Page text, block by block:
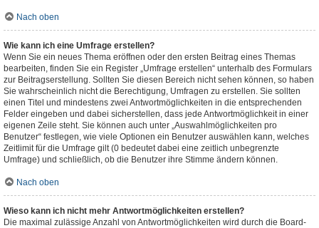
Nach oben
Wie kann ich eine Umfrage erstellen?
Wenn Sie ein neues Thema eröffnen oder den ersten Beitrag eines Themas
bearbeiten, finden Sie ein Register „Umfrage erstellen“ unterhalb des Formulars
zur Beitragserstellung. Sollten Sie diesen Bereich nicht sehen können, so haben
Sie wahrscheinlich nicht die Berechtigung, Umfragen zu erstellen. Sie sollten
einen Titel und mindestens zwei Antwortmöglichkeiten in die entsprechenden
Felder eingeben und dabei sicherstellen, dass jede Antwortmöglichkeit in einer
eigenen Zeile steht. Sie können auch unter „Auswahlmöglichkeiten pro
Benutzer“ festlegen, wie viele Optionen ein Benutzer auswählen kann, welches
Zeitlimit für die Umfrage gilt (0 bedeutet dabei eine zeitlich unbegrenzte
Umfrage) und schließlich, ob die Benutzer ihre Stimme ändern können.
Nach oben
Wieso kann ich nicht mehr Antwortmöglichkeiten erstellen?
Die maximal zulässige Anzahl von Antwortmöglichkeiten wird durch die Board-